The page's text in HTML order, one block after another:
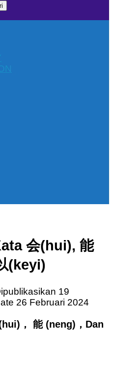
会(hui), 能
(keyi)
19
26 Februari 2024
， 能 (neng)，Dan